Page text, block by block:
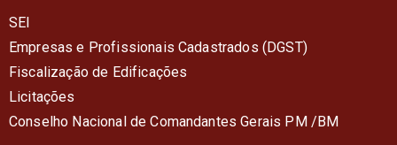
SEI
Empresas e Profissionais Cadastrados (DGST)
Fiscalização de Edificações
Licitações
Conselho Nacional de Comandantes Gerais PM /BM